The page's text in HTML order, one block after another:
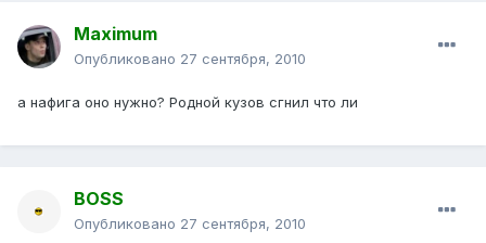
Maximum
Опубликовано 27 сентября, 2010
а нафига оно нужно? Родной кузов сгнил что ли
BOSS
Опубликовано 27 сентября, 2010